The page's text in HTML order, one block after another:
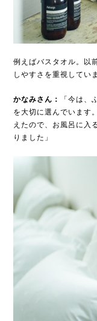
例えばバスタオル。以
しやすさを重視してい
かなみさん：
「今は、
を大切に選んでいます
えたので、お風呂に入
りました」